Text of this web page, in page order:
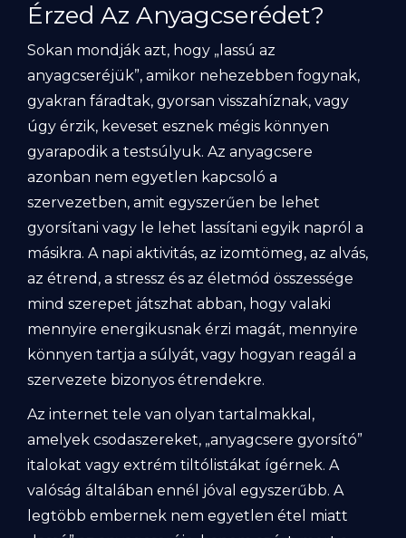
Érzed Az Anyagcserédet?
Sokan mondják azt, hogy „lassú az
anyagcseréjük”, amikor nehezebben fogynak,
gyakran fáradtak, gyorsan visszahíznak, vagy
úgy érzik, keveset esznek mégis könnyen
gyarapodik a testsúlyuk. Az anyagcsere
azonban nem egyetlen kapcsoló a
szervezetben, amit egyszerűen be lehet
gyorsítani vagy le lehet lassítani egyik napról a
másikra. A napi aktivitás, az izomtömeg, az alvás,
az étrend, a stressz és az életmód összessége
mind szerepet játszhat abban, hogy valaki
mennyire energikusnak érzi magát, mennyire
könnyen tartja a súlyát, vagy hogyan reagál a
szervezete bizonyos étrendekre.
Az internet tele van olyan tartalmakkal,
amelyek csodaszereket, „anyagcsere gyorsító”
italokat vagy extrém tiltólistákat ígérnek. A
valóság általában ennél jóval egyszerűbb. A
legtöbb embernek nem egyetlen étel miatt